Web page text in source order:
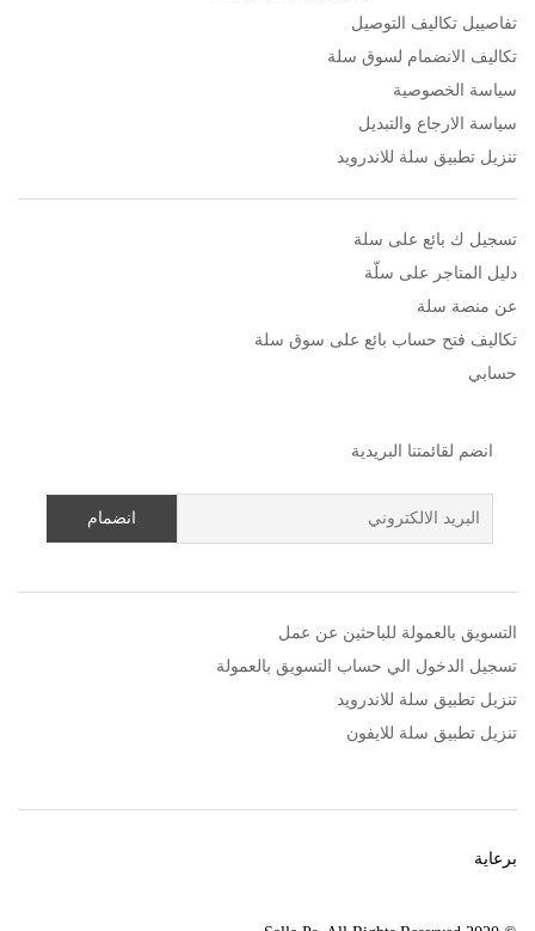
تفاصييل تكاليف التوصيل
تكاليف الانضمام لسوق سلة
سياسة الخصوصية
سياسة الارجاع والتبديل
تنزيل تطبيق سلة للاندرويد
تسجيل ك بائع على سلة
دليل المتاجر على سلّة
عن منصة سلة
تكاليف فتح حساب بائع على سوق سلة
حسابي
انضم لقائمتنا البريدية
التسويق بالعمولة للباحثين عن عمل
تسجيل الدخول الي حساب التسويق بالعمولة
تنزيل تطبيق سلة للاندرويد
تنزيل تطبيق سلة للايفون
برعاية